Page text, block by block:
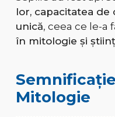
lor, capacitatea de
unică, ceea ce le-a
în mitologie și
Mitologie